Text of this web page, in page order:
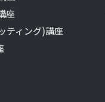
座
ティング)講座